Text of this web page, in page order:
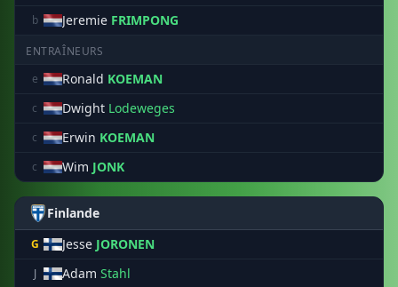
b Jeremie FRIMPONG
ENTRAÎNEURS
e
Ronald KOEMAN
c Dwight Lodeweges
c Erwin KOEMAN
c Wim JONK
Finlande
G Jesse JORONEN
J Adam Stahl